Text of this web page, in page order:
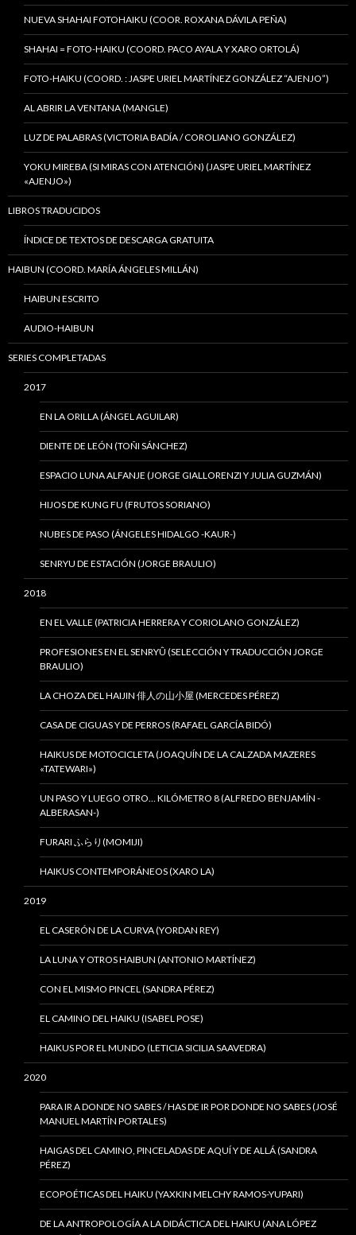
NUEVA SHAHAI FOTOHAIKU (COOR. ROXANA DÁVILA PEÑA)
SHAHAI = FOTO-HAIKU (COORD. PACO AYALA Y XARO ORTOLÁ)
FOTO-HAIKU (COORD. : JASPE URIEL MARTÍNEZ GONZÁLEZ “AJENJO”)
AL ABRIR LA VENTANA (MANGLE)
LUZ DE PALABRAS (VICTORIA BADÍA / COROLIANO GONZÁLEZ)
YOKU MIREBA (SI MIRAS CON ATENCIÓN) (JASPE URIEL MARTÍNEZ
«AJENJO»)
LIBROS TRADUCIDOS
ÍNDICE DE TEXTOS DE DESCARGA GRATUITA
HAIBUN (COORD. MARÍA ÁNGELES MILLÁN)
HAIBUN ESCRITO
AUDIO-HAIBUN
SERIES COMPLETADAS
2017
EN LA ORILLA (ÁNGEL AGUILAR)
DIENTE DE LEÓN (TOÑI SÁNCHEZ)
ESPACIO LUNA ALFANJE (JORGE GIALLORENZI Y JULIA GUZMÁN)
HIJOS DE KUNG FU (FRUTOS SORIANO)
NUBES DE PASO (ÁNGELES HIDALGO -KAUR-)
SENRYU DE ESTACIÓN (JORGE BRAULIO)
2018
EN EL VALLE (PATRICIA HERRERA Y CORIOLANO GONZÁLEZ)
PROFESIONES EN EL SENRYÛ (SELECCIÓN Y TRADUCCIÓN JORGE
BRAULIO)
LA CHOZA DEL HAIJIN 俳人の山小屋 (MERCEDES PÉREZ)
CASA DE CIGUAS Y DE PERROS (RAFAEL GARCÍA BIDÓ)
HAIKUS DE MOTOCICLETA (JOAQUÍN DE LA CALZADA MAZERES
«TATEWARI»)
UN PASO Y LUEGO OTRO… KILÓMETRO 8 (ALFREDO BENJAMÍN -
ALBERASAN-)
FURARI ふらり(MOMIJI)
HAIKUS CONTEMPORÁNEOS (XARO LA)
2019
EL CASERÓN DE LA CURVA (YORDAN REY)
LA LUNA Y OTROS HAIBUN (ANTONIO MARTÍNEZ)
CON EL MISMO PINCEL (SANDRA PÉREZ)
EL CAMINO DEL HAIKU (ISABEL POSE)
HAIKUS POR EL MUNDO (LETICIA SICILIA SAAVEDRA)
2020
PARA IR A DONDE NO SABES / HAS DE IR POR DONDE NO SABES (JOSÉ
MANUEL MARTÍN PORTALES)
HAIGAS DEL CAMINO, PINCELADAS DE AQUÍ Y DE ALLÁ (SANDRA
PÉREZ)
ECOPOÉTICAS DEL HAIKU (YAXKIN MELCHY RAMOS-YUPARI)
DE LA ANTROPOLOGÍA A LA DIDÁCTICA DEL HAIKU (ANA LÓPEZ